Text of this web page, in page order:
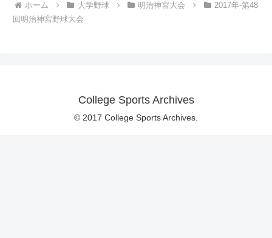
ホーム 大学野球 明治神宮大会
2017年-第48
回明治神宮野球大会
College Sports Archives
© 2017 College Sports Archives.